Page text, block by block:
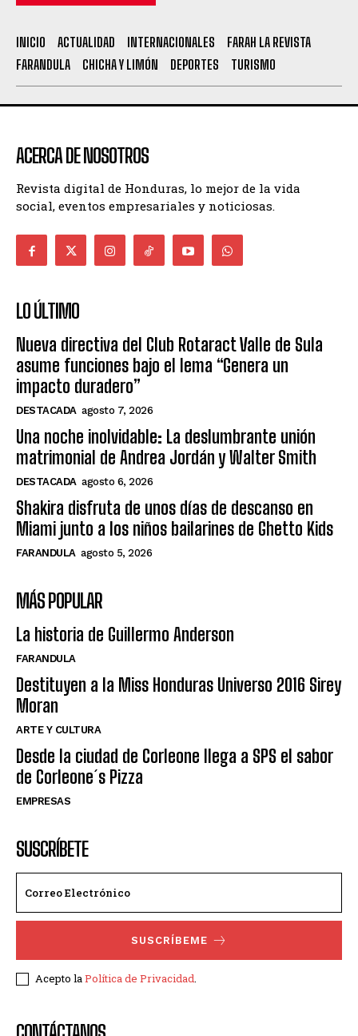
INICIO ACTUALIDAD INTERNACIONALES
FARAH LA REVISTA
FARANDULA
CHICHA Y LIMÓN DEPORTES TURISMO
ACERCA DE NOSOTROS
Revista digital de Honduras, lo mejor de la vida
social, eventos empresariales y noticiosas.
LO ÚLTIMO
Nueva directiva del Club Rotaract Valle de Sula
asume funciones bajo el lema “Genera un
impacto duradero”
DESTACADA agosto 7, 2026
Una noche inolvidable: La deslumbrante unión
matrimonial de Andrea Jordán y Walter Smith
DESTACADA agosto 6, 2026
Shakira disfruta de unos días de descanso en
Miami junto a los niños bailarines de Ghetto Kids
FARANDULA agosto 5, 2026
MÁS POPULAR
La historia de Guillermo Anderson
FARANDULA
Destituyen a la Miss Honduras Universo 2016 Sirey
Moran
ARTE Y CULTURA
Desde la ciudad de Corleone llega a SPS el sabor
de Corleone´s Pizza
EMPRESAS
SUSCRÍBETE
SUSCRÍBEME
Acepto laPolítica de Privacidad.